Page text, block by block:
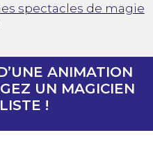
spectacles de magie
ANIMATION
UN MAGICIEN
!